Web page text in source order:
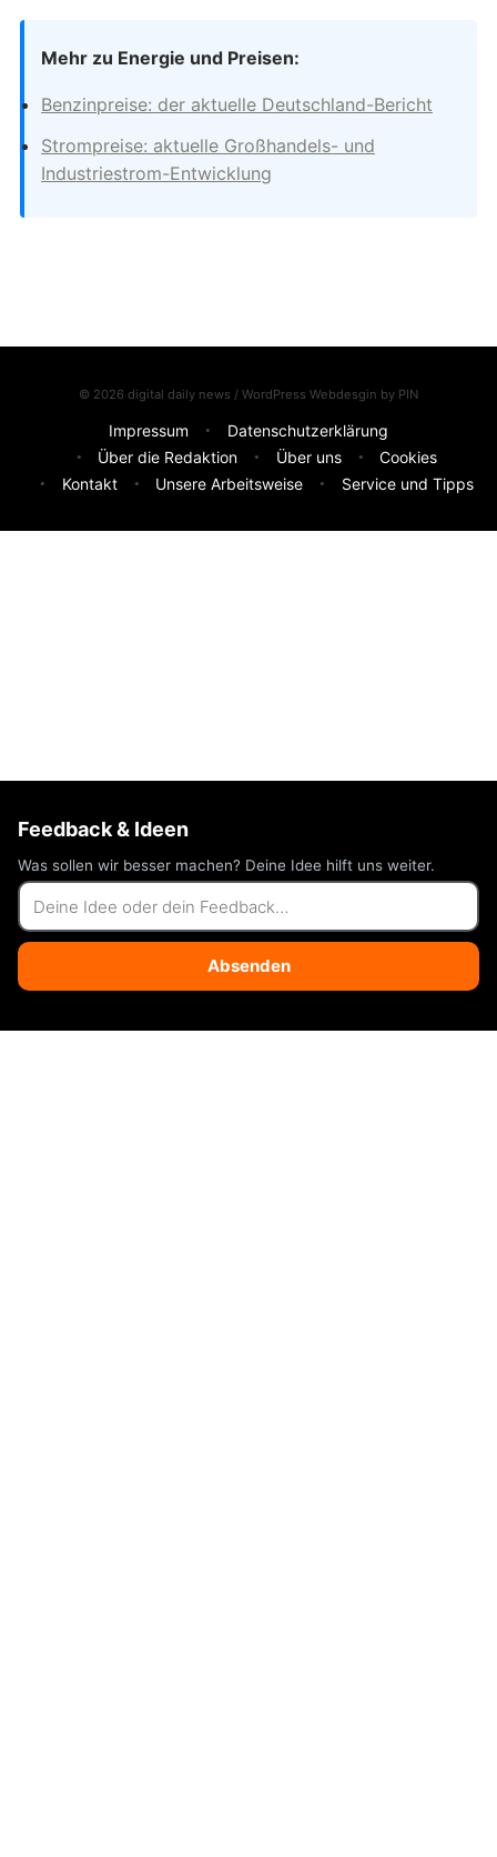
Mehr zu Energie und Preisen:
Benzinpreise: der aktuelle Deutschland-Bericht
Strompreise: aktuelle Großhandels- und
Industriestrom-Entwicklung
© 2026 digital daily news / WordPress Webdesgin by PIN
Impressum
Datenschutzerklärung
Über die Redaktion
Über uns
Cookies
Kontakt
Unsere Arbeitsweise Service und Tipps
Feedback & Ideen
Was sollen wir besser machen? Deine Idee hilft uns weiter.
Absenden